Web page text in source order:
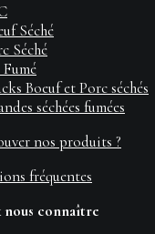
Séché
Séché
Boeuf et Porc séchés
séchées fumées
nos produits ?
fréquentes
nous connaître